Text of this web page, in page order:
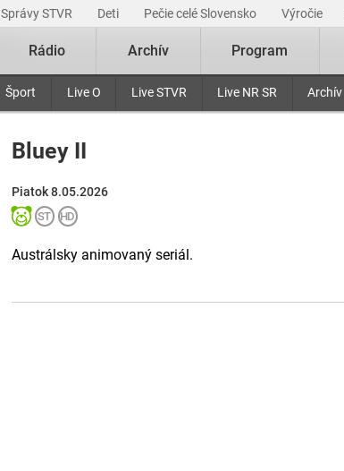
Správy STVR Deti Pečie celé Slovensko Výročie
Šport Live O Live STVR Live NR SR Archív
Rádio Archív Program
Bluey II
Piatok 8.05.2026
Austrálsky animovaný seriál.